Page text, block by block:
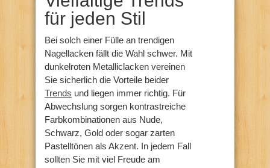
für jeden Stil
Bei solch einer Fülle an trendigen
Nagellacken fällt die Wahl schwer. Mit
dunkelroten Metalliclacken vereinen
Sie sicherlich die Vorteile beider
Trends und liegen immer richtig. Für
Abwechslung sorgen kontrastreiche
Farbkombinationen aus Nude,
Schwarz, Gold oder sogar zarten
Pastelltönen als Akzent. In jedem Fall
sollten Sie mit viel Freude am